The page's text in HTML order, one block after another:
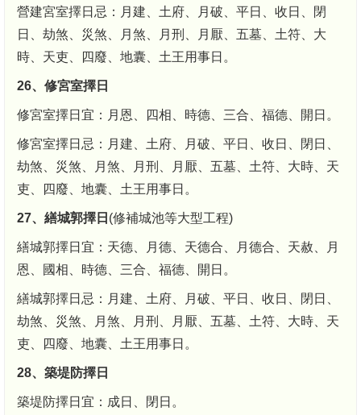
營建宮室擇日忌：月建、土府、月破、平日、收日、閉
日、劫煞、災煞、月煞、月刑、月厭、五墓、土符、大
時、天吏、四廢、地囊、土王用事日。
26、修宮室擇日
修宮室擇日宜：月恩、四相、時德、三合、福德、開日。
修宮室擇日忌：月建、土府、月破、平日、收日、閉日、
劫煞、災煞、月煞、月刑、月厭、五墓、土符、大時、天
吏、四廢、地囊、土王用事日。
27、繕城郭擇日 (修補城池等大型工程)
繕城郭擇日宜：天德、月德、天德合、月德合、天赦、月
恩、國相、時德、三合、福德、開日。
繕城郭擇日忌：月建、土府、月破、平日、收日、閉日、
劫煞、災煞、月煞、月刑、月厭、五墓、土符、大時、天
吏、四廢、地囊、土王用事日。
28、築堤防擇日
築堤防擇日宜：成日、閉日。